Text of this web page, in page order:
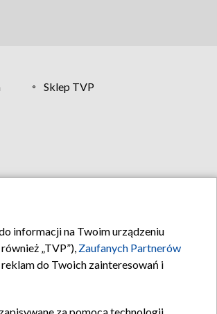
Sklep TVP
informacji na Twoim urządzeniu
„TVP”), Zaufanych Partnerów
do Twoich zainteresowań i